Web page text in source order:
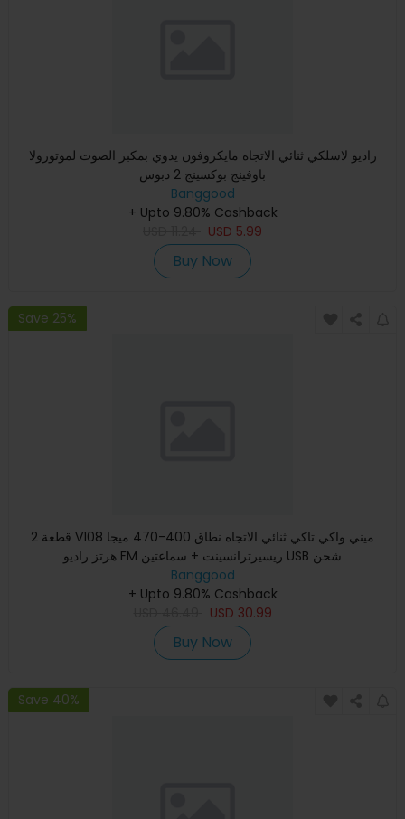
راديو لاسلكي ثنائي الاتجاه مايكروفون يدوي بمكبر الصوت لموتورولا
باوفينج بوكسينج 2 دبوس
Banggood
+ Upto 9.80% Cashback
USD 5.99
Buy Now
Save 25%
2 قطعة V108 ميني واكي تاكي ثنائي الاتجاه نطاق 400-470 ميجا
هرتز راديو FM ريسيرترانسينت + سماعتين USB شحن
Banggood
+ Upto 9.80% Cashback
USD 30.99
Buy Now
Save 40%